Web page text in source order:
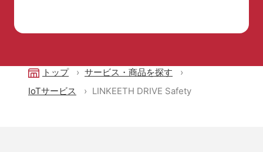
トップ
サービス・商品を探す
IoTサービス
LINKEETH DRIVE Safety